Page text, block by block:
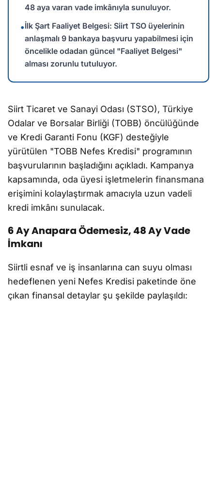
48 aya varan vade imkânıyla sunuluyor.
•İlk Şart Faaliyet Belgesi: Siirt TSO üyelerinin
anlaşmalı 9 bankaya başvuru yapabilmesi için
öncelikle odadan güncel "Faaliyet Belgesi"
alması zorunlu tutuluyor.
Siirt Ticaret ve Sanayi Odası (STSO), Türkiye
Odalar ve Borsalar Birliği (TOBB) öncülüğünde
ve Kredi Garanti Fonu (KGF) desteğiyle
yürütülen "TOBB Nefes Kredisi" programının
başvurularının başladığını açıkladı. Kampanya
kapsamında, oda üyesi işletmelerin finansmana
erişimini kolaylaştırmak amacıyla uzun vadeli
kredi imkânı sunulacak.
6 Ay Anapara Ödemesiz, 48 Ay Vade
İmkanı
Siirtli esnaf ve iş insanlarına can suyu olması
hedeflenen yeni Nefes Kredisi paketinde öne
çıkan finansal detaylar şu şekilde paylaşıldı: